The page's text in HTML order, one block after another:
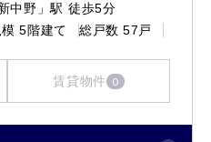
中野」駅 徒歩5分
5階建て 総戸数 57戸
賃貸物件 0